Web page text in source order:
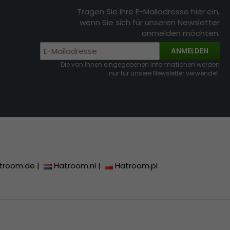
Tragen Sie Ihre E-Mailadresse hier ein,
wenn Sie sich für unseren Newsletter
anmelden möchten.
ANMELDEN
Die von Ihnen eingegebenen Informationen werden
nur für unsere Newsletter verwendet.
| Hatroom.nl | Hatroom.pl